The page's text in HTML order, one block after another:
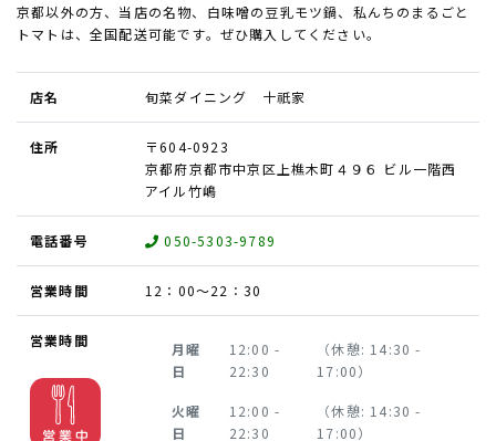
京都以外の方、当店の名物、白味噌の豆乳モツ鍋、私んちのまるごと
トマトは、全国配送可能です。ぜひ購入してください。
店名 旬菜ダイニング 十祇家
住所
〒604-0923
京都府京都市中京区上樵木町４９６ ビル一階西
アイル竹嶋
電話番号 050-5303-9789
営業時間 12：00～22：30
営業時間
月曜
日
12:00 -
22:30
（休憩: 14:30 -
17:00）
火曜
日
12:00 -
22:30
（休憩: 14:30 -
17:00）